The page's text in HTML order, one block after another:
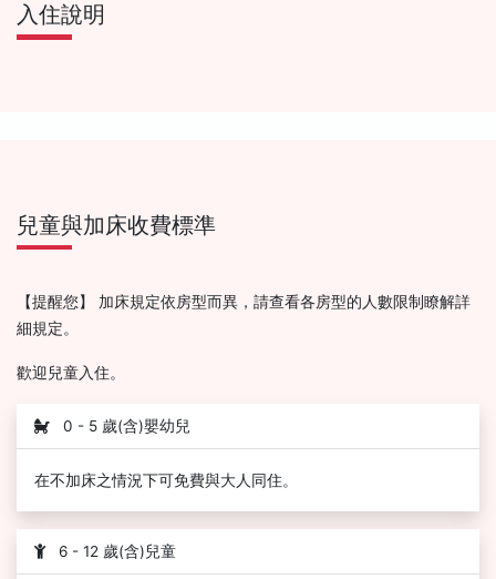
入住說明
兒童與加床收費標準
【提醒您】 加床規定依房型而異，請查看各房型的人數限制瞭解詳
細規定。
歡迎兒童入住。
0 - 5 歲(含)嬰幼兒
在不加床之情況下可免費與大人同住。
6 - 12 歲(含)兒童